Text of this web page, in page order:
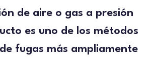
de aire o gas a presión
es uno de los métodos
fugas más ampliamente